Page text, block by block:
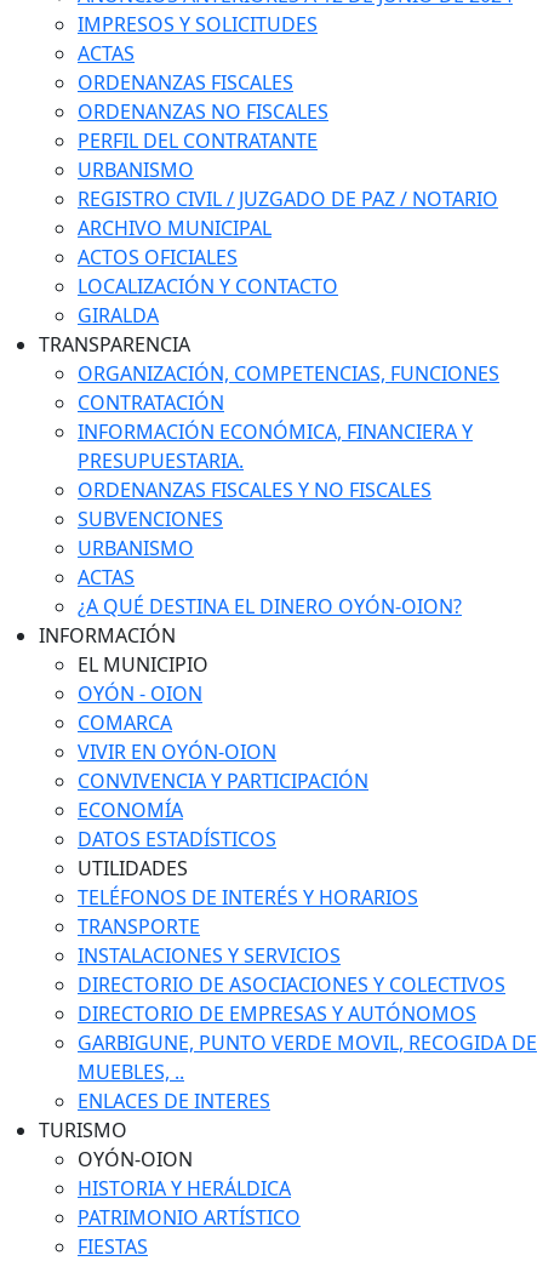
IMPRESOS Y SOLICITUDES
ACTAS
ORDENANZAS FISCALES
ORDENANZAS NO FISCALES
PERFIL DEL CONTRATANTE
URBANISMO
REGISTRO CIVIL / JUZGADO DE PAZ / NOTARIO
ARCHIVO MUNICIPAL
ACTOS OFICIALES
LOCALIZACIÓN Y CONTACTO
GIRALDA
TRANSPARENCIA
ORGANIZACIÓN, COMPETENCIAS, FUNCIONES
CONTRATACIÓN
INFORMACIÓN ECONÓMICA, FINANCIERA Y
PRESUPUESTARIA.
ORDENANZAS FISCALES Y NO FISCALES
SUBVENCIONES
URBANISMO
ACTAS
¿A QUÉ DESTINA EL DINERO OYÓN-OION?
INFORMACIÓN
EL MUNICIPIO
OYÓN - OION
COMARCA
VIVIR EN OYÓN-OION
CONVIVENCIA Y PARTICIPACIÓN
ECONOMÍA
DATOS ESTADÍSTICOS
UTILIDADES
TELÉFONOS DE INTERÉS Y HORARIOS
TRANSPORTE
INSTALACIONES Y SERVICIOS
DIRECTORIO DE ASOCIACIONES Y COLECTIVOS
DIRECTORIO DE EMPRESAS Y AUTÓNOMOS
GARBIGUNE, PUNTO VERDE MOVIL, RECOGIDA DE
MUEBLES, ..
ENLACES DE INTERES
TURISMO
OYÓN-OION
HISTORIA Y HERÁLDICA
PATRIMONIO ARTÍSTICO
FIESTAS